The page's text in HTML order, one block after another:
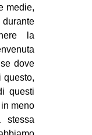
medie,
la
dove
questo,
questi
meno
stessa